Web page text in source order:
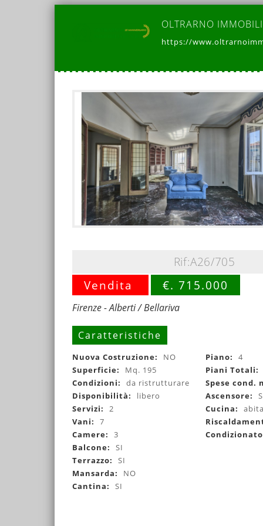
OLTRARNO
https://
Rif:A26/705
Vendita
€. 715.000
Firenze - Alberti / Bellariva
Caratteristiche
Nuova Costruzione:
NO
Superficie:
Mq. 195
Condizioni:
da ristrutturare
Disponibilità:
libero
Servizi:
2
Vani:
7
Camere:
3
Balcone:
SI
Terrazzo:
SI
Mansarda:
NO
Cantina:
SI
Piano:
4
Piani Totali:
Spese cond.
Ascensore:
Cucina: